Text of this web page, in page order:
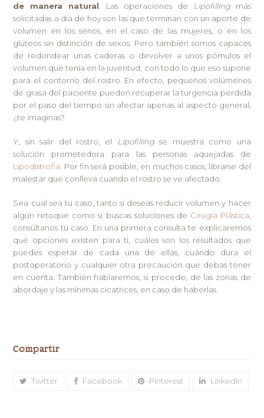
de manera natural . Las operaciones de Lipofillingmás
solicitadas a día de hoy son las que terminan con un aporte de
volumen en los senos, en el caso de las mujeres, o en los
glúteos sin distinción de sexos. Pero también somos capaces
de redondear unas caderas o devolver a unos pómulos el
volumen que tenía en la juventud, con todo lo que eso supone
para el contorno del rostro. En efecto, pequeños volúmenes
de grasa del paciente pueden recuperar la turgencia perdida
por el paso del tiempo sin afectar apenas al aspecto general,
¿te imaginas?
Y, sin salir del rostro, el Lipofillingse muestra como una
solución prometedora para las personas aquejadas de
Lipodistrofia . Por fin será posible, en muchos casos, librarse del
malestar que conlleva cuando el rostro se ve afectado.
Sea cual sea tu caso, tanto si deseas reducir volumen y hacer
algún retoque como si buscas soluciones de Cirugía Plástica
consúltanos tu caso. En una primera consulta te explicaremos
qué opciones existen para ti, cuáles son los resultados que
puedes esperar de cada una de ellas, cuándo dura el
postoperatorio y cualquier otra precaución que debas tener
en cuenta. También hablaremos, si procede, de las zonas de
abordaje y las mínimas cicatrices, en caso de haberlas.
Compartir
Twitter Facebook Pinterest LinkedIn